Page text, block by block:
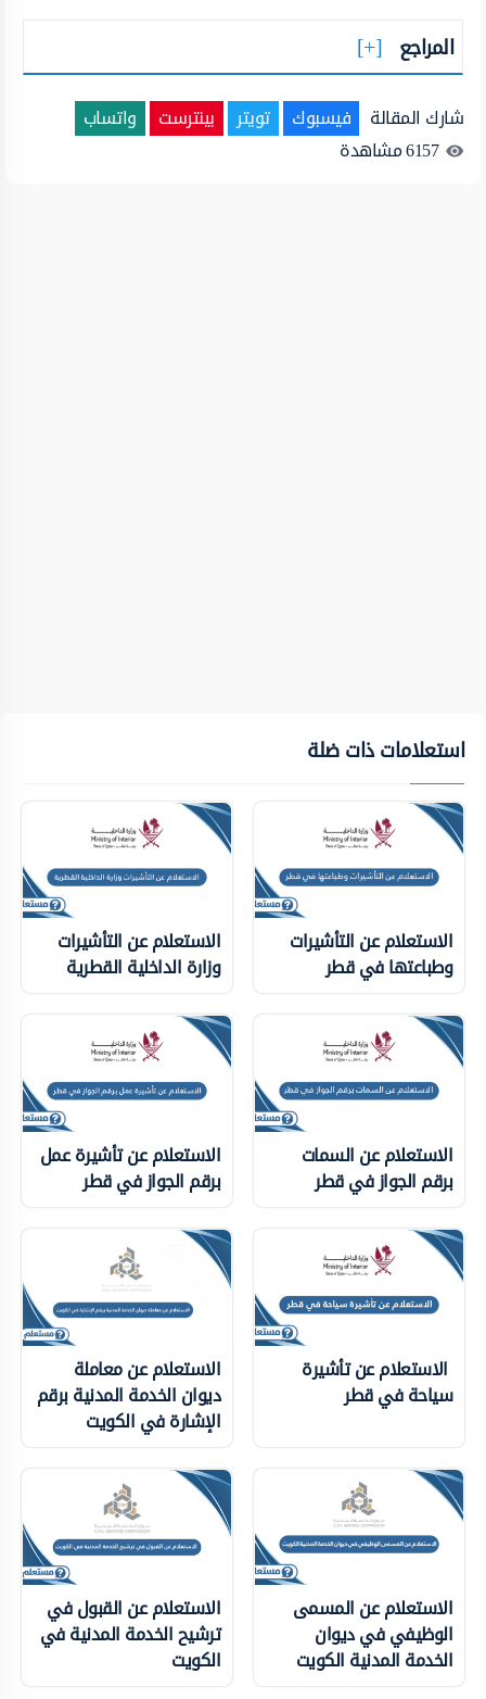
المراجع
شارك المقالة فيسبوك تويتر بينترست
واتساب
6157مشاهدة
استعلامات ذات ضلة
الاستعلام عن التأشيرات
وطباعتها في قطر
الاستعلام عن التأشيرات
وزارة الداخلية ‏القطرية
الاستعلام عن السمات
برقم الجواز في قطر
الاستعلام عن تأشيرة عمل
برقم الجواز في قطر
الاستعلام عن تأشيرة
سياحة في قطر
الاستعلام عن معاملة
ديوان الخدمة المدنية برقم
الإشارة في الكويت
الاستعلام عن المسمى
الوظيفي في ديوان
الخدمة المدنية الكويت
الاستعلام عن القبول في
ترشيح الخدمة المدنية في
الكويت